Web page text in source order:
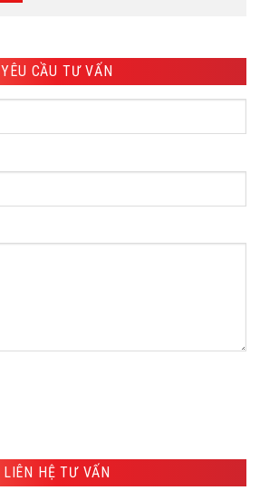
YÊU CẦU TƯ VẤN
LIÊN HỆ TƯ VẤN